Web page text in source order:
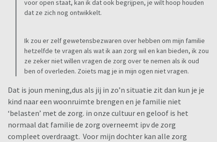
Ik heb ook een elektrische schoonmaakborstel set besteld
borstel het nu grondig met schoonmaakmiddel maar de
hardnekkige vlekken blijven erin en ik wil er niet overheen
verfen,
hebben jullie tips? Wat werkt goed tegen gesmeerde
ontlasting vlekken?🧽🧼🪣🧴 Alvast bedankt!!😇
voor open staat, kan ik dat ook begrijpen, je wilt hoop houden
dat ze zich nog ontwikkelt.
Ik zou er zelf gewetensbezwaren over hebben om mijn familie
hetzelfde te vragen als wat ik aan zorg wil en kan bieden, ik zou
ze zeker niet willen vragen de zorg over te nemen als ik oud
ben of overleden. Zoiets mag je in mijn ogen niet vragen.
Dat is joun mening,dus als jij in zo’n situatie zit dan kun je je
kind naar een woonruimte brengen en je familie niet
‘belasten’ met de zorg. in onze cultuur en geloof is het
normaal dat familie de zorg overneemt ipv de zorg
compleet overdraagt. Voor mijn dochter kan alle zorg